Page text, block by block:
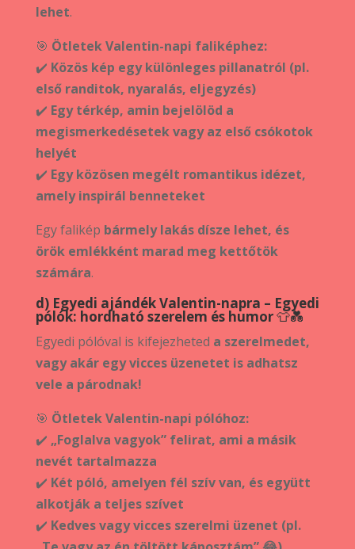
lehet.
🎯 Ötletek Valentin-napi faliképhez:
✔️ Közös kép egy különleges pillanatról (pl.
első randitok, nyaralás, eljegyzés)
✔️ Egy térkép, amin bejelölöd a
megismerkedésetek vagy az első csókotok
helyét
✔️ Egy közösen megélt romantikus idézet,
amely inspirál benneteket
Egy falikép bármely lakás dísze lehet, és
örök emlékként marad meg kettőtök
számára.
d) Egyedi ajándék Valentin-napra – Egyedi
pólók: hordható szerelem és humor👕💑
Egyedi pólóval is kifejezheted a szerelmedet,
vagy akár egy vicces üzenetet is adhatsz
vele a párodnak!
🎯 Ötletek Valentin-napi pólóhoz:
✔️ „Foglalva vagyok” felirat, ami a másik
nevét tartalmazza
✔️ Két póló, amelyen fél szív van, és együtt
alkotják a teljes szívet
✔️ Kedves vagy vicces szerelmi üzenet (pl.